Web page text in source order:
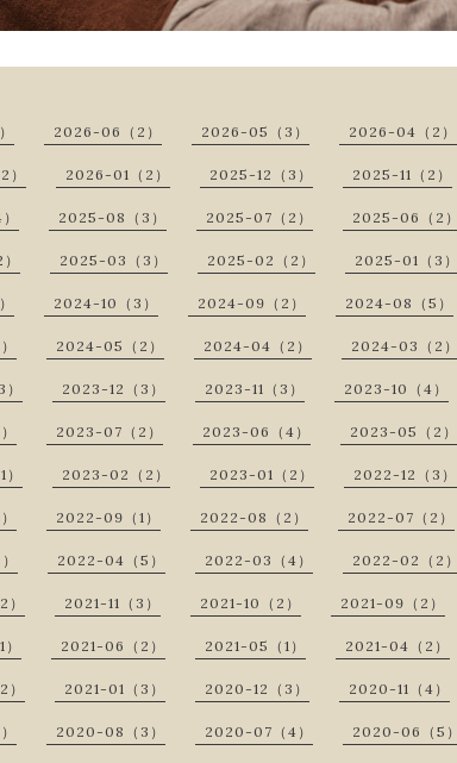
2026-06（2） 2026-05（3） 2026-04（2）
2026-01（2） 2025-12（3） 2025-11（2）
2025-08（3） 2025-07（2） 2025-06（2）
2025-03（3） 2025-02（2） 2025-01（3）
2024-10（3） 2024-09（2） 2024-08（5）
2024-05（2） 2024-04（2） 2024-03（2）
2023-12（3） 2023-11（3） 2023-10（4）
2023-07（2） 2023-06（4） 2023-05（2）
2023-02（2） 2023-01（2） 2022-12（3）
2022-09（1） 2022-08（2） 2022-07（2）
2022-04（5） 2022-03（4） 2022-02（2）
2021-11（3） 2021-10（2） 2021-09（2）
2021-06（2） 2021-05（1） 2021-04（2）
2021-01（3） 2020-12（3） 2020-11（4）
2020-08（3） 2020-07（4） 2020-06（5）